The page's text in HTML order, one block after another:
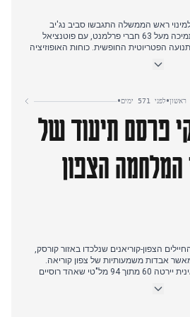
למינוי ראש הממשלה התגבשו סביב נג'יב
מיקאתי, עם דיווחים על תמיכה מעל 63 חברי פרלמנט, עם פוטנציאל
התנועה הפטריוטית החופשית. כוחות האופוזיציה
סיוע הומניטרי מאיחוד האמירויות הגיע
עם נסיגה מא-דהירה תוך שמירת נוכחות
ואחריהן תקיפות ליד ג'נתא בעמק הבקעה.
ראשון•לפני 571 ימים •
פרסם תיעוד של
המלחמה הצפון
הצפון-קוריאנים שנלכדו באזור קורסק,
אבדות משמעותיות של צפון קוריאה.
ההגנה האווירית האוקראינית יירטה 60 מתוך 94 מל"טי שאהד רוסיים